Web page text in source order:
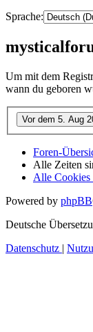
Sprache:
Um mit dem
wann du geboren
Foren-
Alle Zeiten
Alle Cookies
Powered by phpBB
Deutsche
Datenschutz |